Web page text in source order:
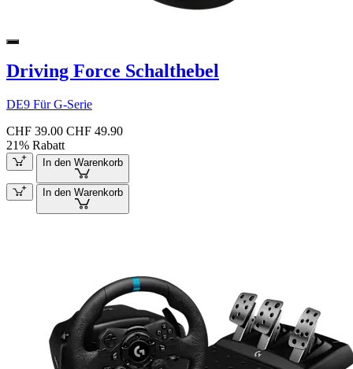
Driving Force Schalthebel
DE9 Für G-Serie
CHF 39.00 CHF 49.90
21% Rabatt
In den Warenkorb
In den Warenkorb